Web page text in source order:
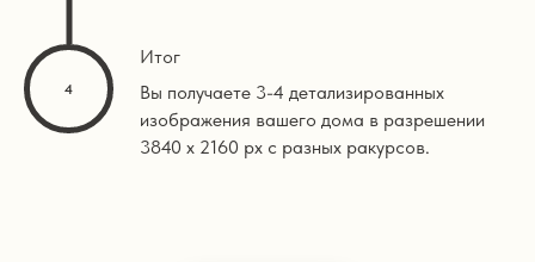
Итог
Вы получаете 3-4 детализированных
изображения вашего дома в разрешении
3840 х 2160 px с разных ракурсов.